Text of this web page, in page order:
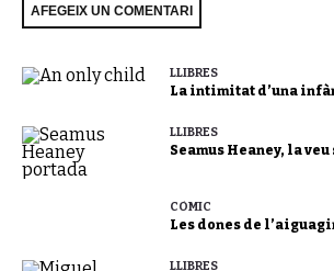
LLIBRES
La intimitat d’una
LLIBRES
Seamus Heaney, la
CÒMIC
Les dones de
LLIBRES